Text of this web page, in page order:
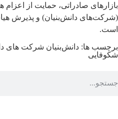
(شرکت‌های دانش‌بنیان) و پذیرش
است.
برچسب ها: دانش‌بنیان شرکت های
شکوفایی